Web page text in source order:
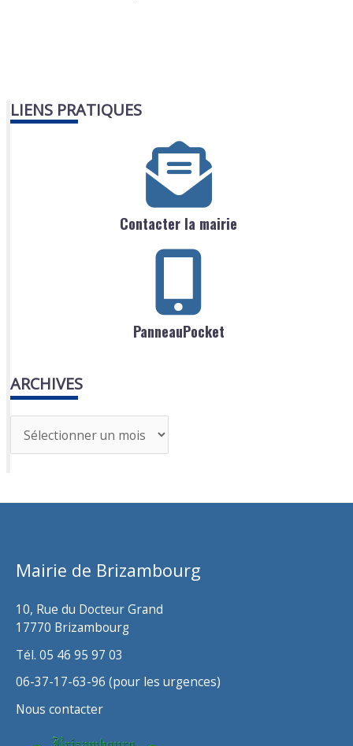
LIENS PRATIQUES
Contacter la mairie
PanneauPocket
ARCHIVES
r
h
Mairie de Brizambourg
10, Rue du Docteur Grand
17770 Brizambourg
Tél. 05 46 95 97 03
06-37-17-63-96 (pour les urgences)
Nous contacter